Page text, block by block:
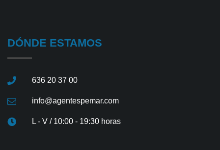
DÓNDE ESTAMOS
636 20 37 00
info@agentespemar.com
L - V / 10:00 - 19:30 horas